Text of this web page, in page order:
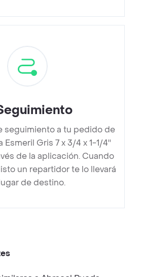
seguimiento a tu pedido de
Esmeril Gris 7 x 3/4 x 1-1/4''
de la aplicación. Cuando
un repartidor te lo llevará
de destino.